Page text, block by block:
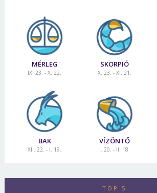
MÉRLEG
IX. 23. - X. 22.
SKORPIÓ
X. 23. - XI. 21.
BAK
XII. 22. - I. 19.
VÍZÖNTŐ
I. 20. - II. 18.
TOP 5